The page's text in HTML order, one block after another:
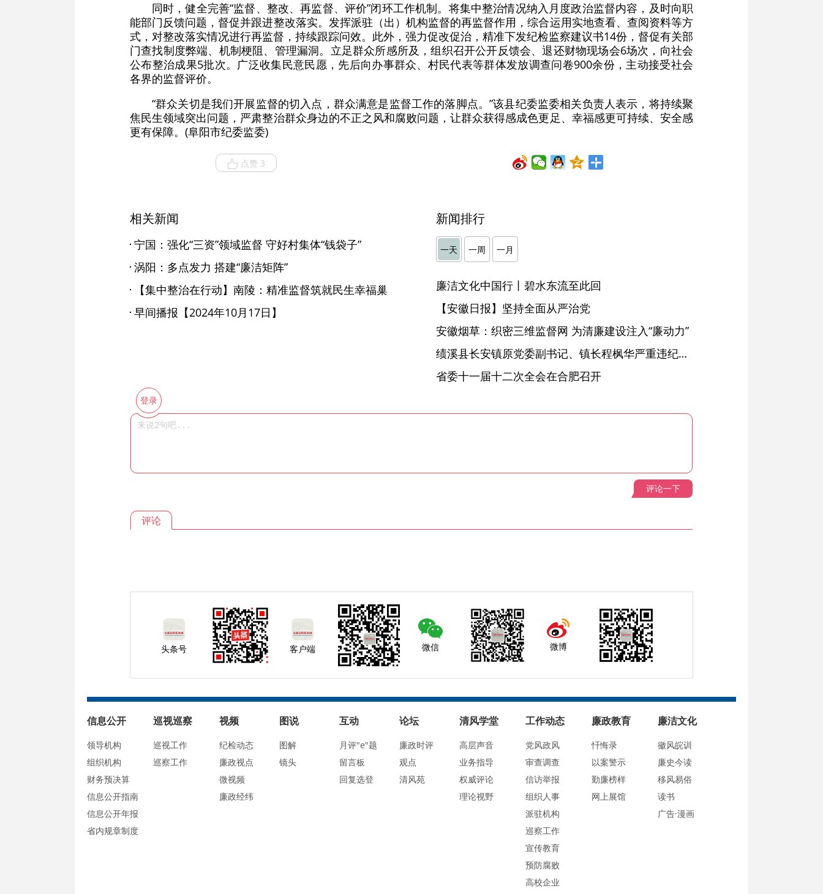
同时，健全完善“监督、整改、再监督、评价”闭环工作机制。将集中整治情况纳入月度政治监督内容，及时向职
能部门反馈问题，督促并跟进整改落实。发挥派驻（出）机构监督的再监督作用，综合运用实地查看、查阅资料等方
式，对整改落实情况进行再监督，持续跟踪问效。此外，强力促改促治，精准下发纪检监察建议书14份，督促有关部
门查找制度弊端、机制梗阻、管理漏洞。立足群众所感所及，组织召开公开反馈会、退还财物现场会6场次，向社会
公布整治成果5批次。广泛收集民意民愿，先后向办事群众、村民代表等群体发放调查问卷900余份，主动接受社会
各界的监督评价。
“群众关切是我们开展监督的切入点，群众满意是监督工作的落脚点。”该县纪委监委相关负责人表示，将持续聚
焦民生领域突出问题，严肃整治群众身边的不正之风和腐败问题，让群众获得感成色更足、幸福感更可持续、安全感
更有保障。(阜阳市纪委监委)
点赞 3
相关新闻
宁国：强化“三资”领域监督 守好村集体“钱袋子”
涡阳：多点发力 搭建“廉洁矩阵”
【集中整治在行动】南陵：精准监督筑就民生幸福巢
早间播报【2024年10月17日】
新闻排行
一天 一周 一月
廉洁文化中国行丨碧水东流至此回
【安徽日报】坚持全面从严治党
安徽烟草：织密三维监督网 为清廉建设注入“廉动力”
绩溪县长安镇原党委副书记、镇长程枫华严重违纪违法被开除党籍和公职
省委十一届十二次全会在合肥召开
登录
评论一下
评论
头条号 客户端 微信 微博
信息公开
领导机构
组织机构
财务预决算
信息公开指南
信息公开年报
省内规章制度
巡视巡察
巡视工作
巡察工作
视频
纪检动态
廉政视点
微视频
廉政经纬
图说
图解
镜头
互动
月评"e"题
留言板
回复选登
论坛
廉政时评
观点
清风苑
清风学堂
高层声音
业务指导
权威评论
理论视野
工作动态
党风政风
审查调查
信访举报
组织人事
派驻机构
巡察工作
宣传教育
预防腐败
高校企业
廉政教育
忏悔录
以案警示
勤廉榜样
网上展馆
廉洁文化
徽风皖训
廉史今读
移风易俗
读书
广告·漫画